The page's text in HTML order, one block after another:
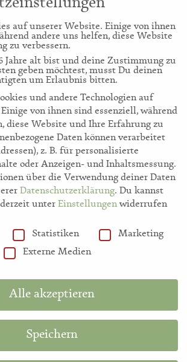
Information in English
auf unserer Website. Einige von ihnen
andere uns helfen, diese Website
zu verbessern.
Jahre alt bist und deine Zustimmung zu
geben möchtest, musst Du deinen
um Erlaubnis bitten.
und andere Technologien auf
von ihnen sind essenziell, während
diese Website und Ihre Erfahrung zu
Daten können verarbeitet
z. B. für personalisierte
oder Anzeigen- und Inhaltsmessung.
über die Verwendung deiner Daten
Datenschutzerklärung. Du kannst
unter Einstellungenwiderrufen
Statistiken
Marketing
Externe Medien
Alle akzeptieren
Speichern